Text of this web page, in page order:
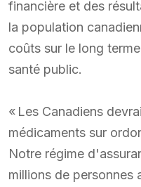
financière et des
la population
coûts sur le long
santé public.
« Les Canadiens
médicaments sur
Notre régime
millions de personnes